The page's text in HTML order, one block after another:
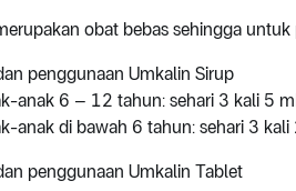
obat bebas sehingga
penggunaan Umkalin Sirup
anak 6 – 12 tahun: sehari 3 kali 5
anak di bawah 6 tahun: sehari 3
penggunaan Umkalin Tablet